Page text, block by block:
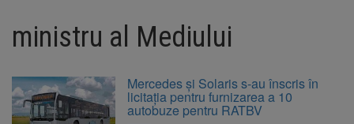
sistarea plăților către Brai-Cata și Comprest.
Motivul: platforme de gunoi neigienizate
Piața Star din Brașov au fost demolate
ministru al Mediului
Mercedes și Solaris s-au înscris în
licitația pentru furnizarea a 10
autobuze pentru RATBV